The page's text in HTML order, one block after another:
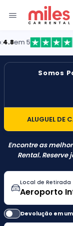
5
Somos
ALUGUEL DE
Encontre as
Rental.
Local de Retirada
Devolução em